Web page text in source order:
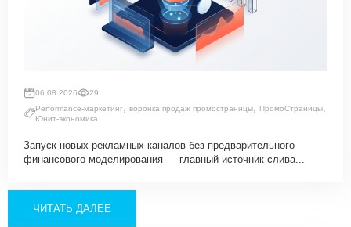
06.08.2026
29
Performance-маркетинг, воронка продаж промостраницы, ПромоСтраницы,
Юнит-экономика
Запуск новых рекламных каналов без предварительного
финансового моделирования — главный источник слива...
ЧИТАТЬ ДАЛЕЕ